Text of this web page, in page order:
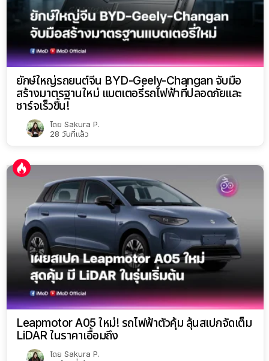
ยักษ์ใหญ่รถยนต์จีน BYD-Geely-Changan จับมือ
สร้างมาตรฐานใหม่ แบตเตอรี่รถไฟฟ้าที่ปลอดภัยและ
ชาร์จเร็วขึ้น!
โดย Sakura P.
28 วันที่แล้ว
Leapmotor A05 ใหม่! รถไฟฟ้าตัวคุ้ม ลุ้นสเปกจัดเต็ม
LiDAR ในราคาเอื้อมถึง
โดย Sakura P.